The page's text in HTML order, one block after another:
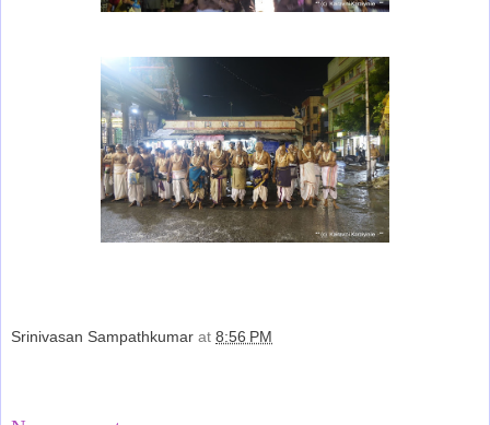
Srinivasan Sampathkumar at 8:56 PM